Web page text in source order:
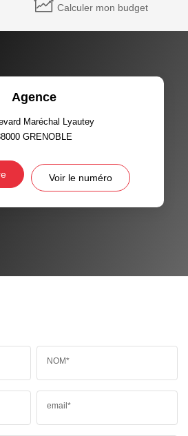
Calculer mon budget
Agence
Maréchal Lyautey
GRENOBLE
Voir le numéro
NOM*
email*